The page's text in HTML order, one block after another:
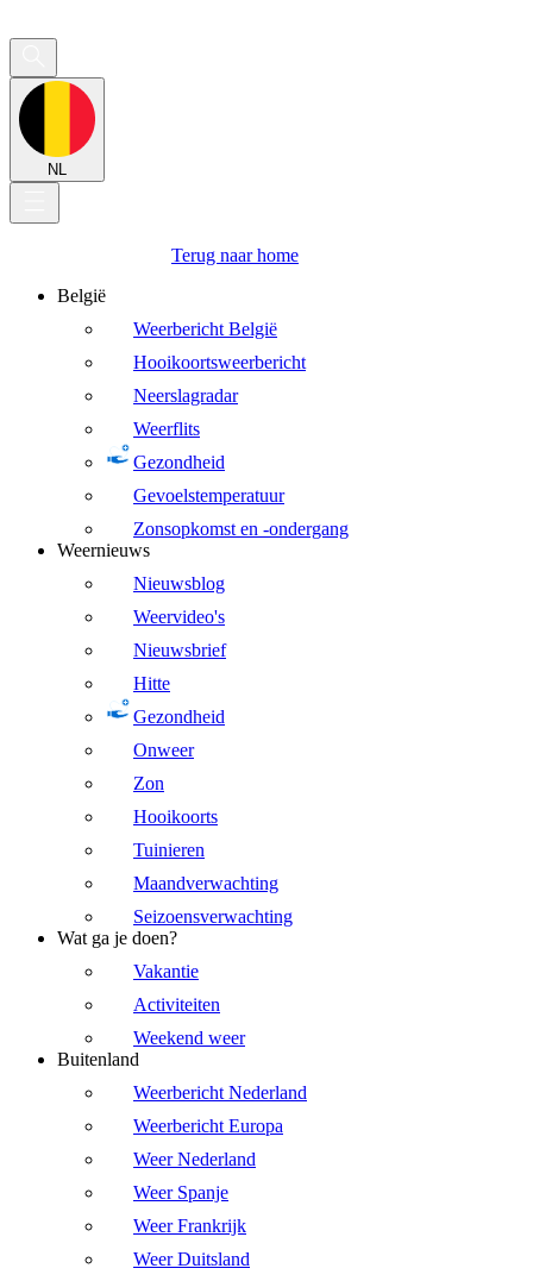
NL
Terug naar home
België
Weerbericht België
Hooikoortsweerbericht
Neerslagradar
Weerflits
Gezondheid
Gevoelstemperatuur
Zonsopkomst en -ondergang
Weernieuws
Nieuwsblog
Weervideo's
Nieuwsbrief
Hitte
Gezondheid
Onweer
Zon
Hooikoorts
Tuinieren
Maandverwachting
Seizoensverwachting
Wat ga je doen?
Vakantie
Activiteiten
Weekend weer
Buitenland
Weerbericht Nederland
Weerbericht Europa
Weer Nederland
Weer Spanje
Weer Frankrijk
Weer Duitsland